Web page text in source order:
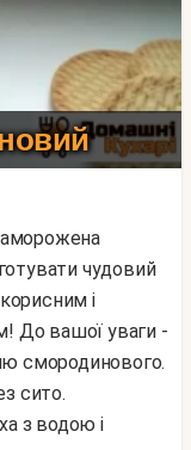
чудовий
і
До вашої уваги -
смородинового.
сито.
з водою і